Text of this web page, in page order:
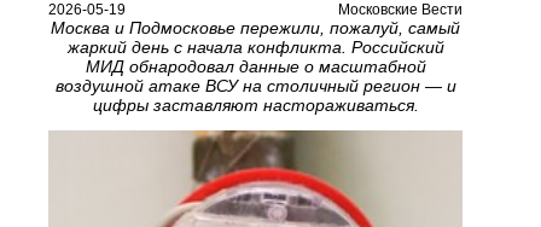
2026-05-19 Московские Вести
Москва и Подмосковье пережили, пожалуй, самый
жаркий день с начала конфликта. Российский
МИД обнародовал данные о масштабной
воздушной атаке ВСУ на столичный регион — и
цифры заставляют настораживаться.